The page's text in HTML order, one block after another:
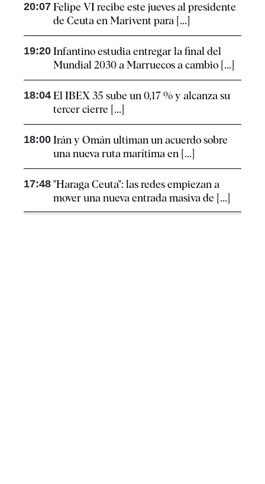
20:07 Felipe VI recibe este jueves al presidente
de Ceuta en Marivent para [...]
19:20 Infantino estudia entregar la final del
Mundial 2030 a Marruecos a cambio [...]
18:04 El IBEX 35 sube un 0,17 % y alcanza su
tercer cierre [...]
18:00 Irán y Omán ultiman un acuerdo sobre
una nueva ruta marítima en [...]
17:48 "Haraga Ceuta": las redes empiezan a
mover una nueva entrada masiva de [...]